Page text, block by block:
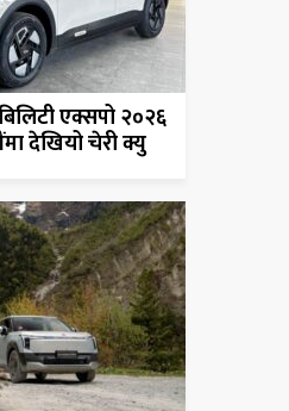
एक्सपो २०२६
देखियो चेरी क्यु